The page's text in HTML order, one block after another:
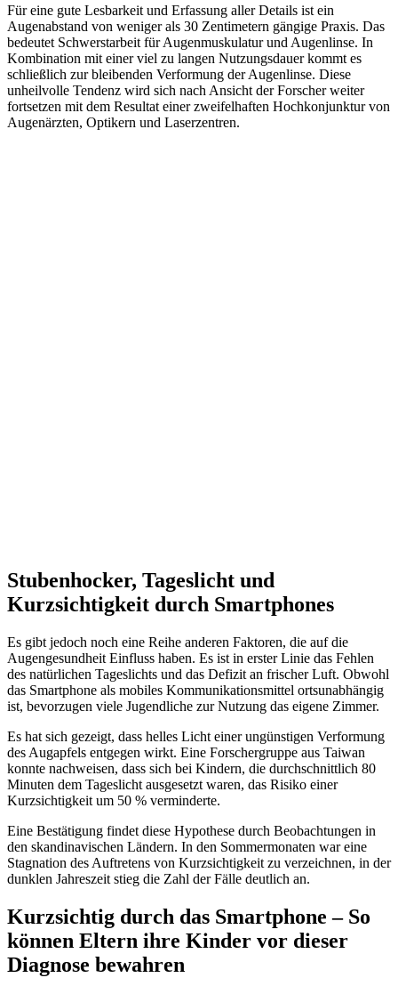
Für eine gute Lesbarkeit und Erfassung aller Details ist ein
Augenabstand von weniger als 30 Zentimetern gängige Praxis. Das
bedeutet Schwerstarbeit für Augenmuskulatur und Augenlinse. In
Kombination mit einer viel zu langen Nutzungsdauer kommt es
schließlich zur bleibenden Verformung der Augenlinse. Diese
unheilvolle Tendenz wird sich nach Ansicht der Forscher weiter
fortsetzen mit dem Resultat einer zweifelhaften Hochkonjunktur von
Augenärzten, Optikern und Laserzentren.
Stubenhocker, Tageslicht und
Kurzsichtigkeit durch Smartphones
Es gibt jedoch noch eine Reihe anderen Faktoren, die auf die
Augengesundheit Einfluss haben. Es ist in erster Linie das Fehlen
des natürlichen Tageslichts und das Defizit an frischer Luft. Obwohl
das Smartphone als mobiles Kommunikationsmittel ortsunabhängig
ist, bevorzugen viele Jugendliche zur Nutzung das eigene Zimmer.
Es hat sich gezeigt, dass helles Licht einer ungünstigen Verformung
des Augapfels entgegen wirkt. Eine Forschergruppe aus Taiwan
konnte nachweisen, dass sich bei Kindern, die durchschnittlich 80
Minuten dem Tageslicht ausgesetzt waren, das Risiko einer
Kurzsichtigkeit um 50 % verminderte.
Eine Bestätigung findet diese Hypothese durch Beobachtungen in
den skandinavischen Ländern. In den Sommermonaten war eine
Stagnation des Auftretens von Kurzsichtigkeit zu verzeichnen, in der
dunklen Jahreszeit stieg die Zahl der Fälle deutlich an.
Kurzsichtig durch das Smartphone – So
können Eltern ihre Kinder vor dieser
Diagnose bewahren